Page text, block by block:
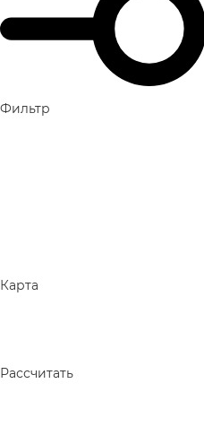
Фильтр
Карта
Рассчитать